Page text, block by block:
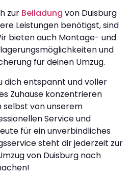
zur Beiladung von Duisburg
Leistungen benötigst, sind
bieten auch Montage- und
und
für deinen Umzug.
dich entspannt und voller
Zuhause konzentrieren
selbst von unserem
Service und
für ein unverbindliches
steht dir jederzeit zur
von Duisburg nach